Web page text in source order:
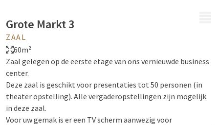
Grote Markt 3
ZAAL
60m²
Zaal gelegen op de eerste etage van ons vernieuwde business
center.
Deze zaal is geschikt voor presentaties tot 50 personen (in
theater opstelling). Alle vergaderopstellingen zijn mogelijk
in deze zaal.
Voor uw gemak is er een TV scherm aanwezig voor